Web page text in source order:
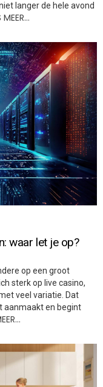
langer de hele avond
MEER…
waar let je op?
op een groot
sterk op live casino,
veel variatie. Dat
aanmaakt en begint